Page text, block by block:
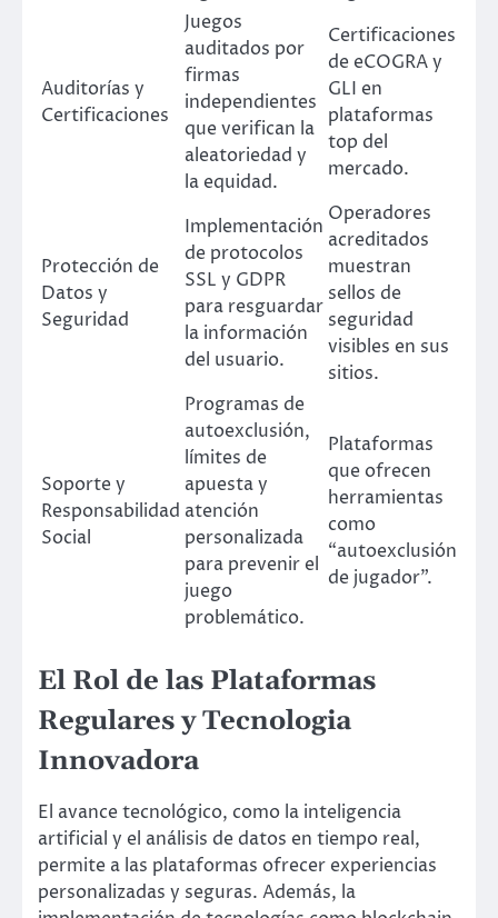
Auditorías y
Certificaciones
Juegos
auditados por
firmas
independientes
que verifican la
aleatoriedad y
la equidad.
Certificaciones
de eCOGRA y
GLI en
plataformas
top del
mercado.
Protección de
Datos y
Seguridad
Implementación
de protocolos
SSL y GDPR
para resguardar
la información
del usuario.
Operadores
acreditados
muestran
sellos de
seguridad
visibles en sus
sitios.
Soporte y
Responsabilidad
Social
Programas de
autoexclusión,
límites de
apuesta y
atención
personalizada
para prevenir el
juego
problemático.
Plataformas
que ofrecen
herramientas
como
“autoexclusión
de jugador”.
El Rol de las Plataformas
Regulares y Tecnologia
Innovadora
El avance tecnológico, como la inteligencia
artificial y el análisis de datos en tiempo real,
permite a las plataformas ofrecer experiencias
personalizadas y seguras. Además, la